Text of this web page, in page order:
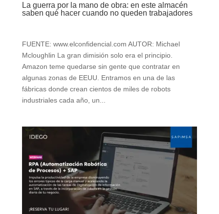
La guerra por la mano de obra: en este almacén
saben qué hacer cuando no queden trabajadores
FUENTE: www.elconfidencial.com AUTOR: Michael
Mcloughlin La gran dimisión solo era el principio.
Amazon teme quedarse sin gente que contratar en
algunas zonas de EEUU. Entramos en una de las
fábricas donde crean cientos de miles de robots
industriales cada año, un...